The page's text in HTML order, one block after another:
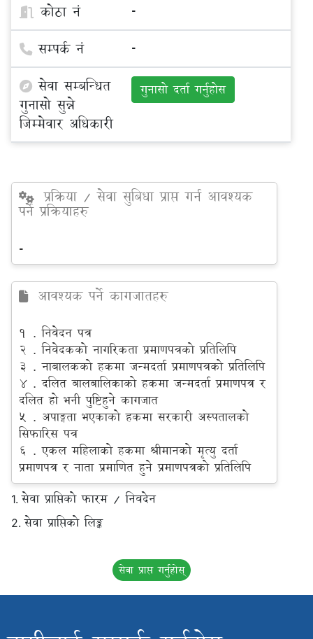
कोठा नं
-
सम्पर्क नं -
सेवा सम्बन्धित
गुनासो सुन्ने
जिम्मेवार अधिकारी
गुनासो दर्ता गर्नुहोस
प्रक्रिया / सेवा सुबिधा प्राप्त गर्न आवश्यक
पर्ने प्रक्रियाहरु
-
आवश्यक पर्ने कागजातहरु
1 . निवेदन पत्र
2 . निवेदकको नागरिकता प्रमाणपत्रको प्रतिलिपि
3 . नाबालकको हकमा जन्मदर्ता प्रमाणपत्रको प्रतिलिपि
4 . दलित बालबालिकाको हकमा जन्मदर्ता प्रमाणपत्र र
दलित हो भनी पुष्टिहुने कागजात
5 . अपाङ्गता भएकाको हकमा सरकारी अस्पतालको
सिफारिस पत्र
6 . एकल महिलाको हकमा श्रीमानको मृत्यु दर्ता
प्रमाणपत्र र नाता प्रमाणित हुने प्रमाणपत्रको प्रतिलिपि
1.सेवा प्राप्तिको फारम / निवदेन
2.सेवा प्राप्तिको लिङ्क
सेवा प्राप्त गर्नुहोस्